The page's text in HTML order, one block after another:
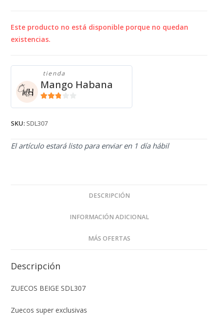
Este producto no está disponible porque no quedan
existencias.
tienda
Mango Habana
SKU: SDL307
El artículo estará listo para enviar en 1 día hábil
DESCRIPCIÓN
INFORMACIÓN ADICIONAL
MÁS OFERTAS
Descripción
ZUECOS BEIGE SDL307
Zuecos super exclusivas